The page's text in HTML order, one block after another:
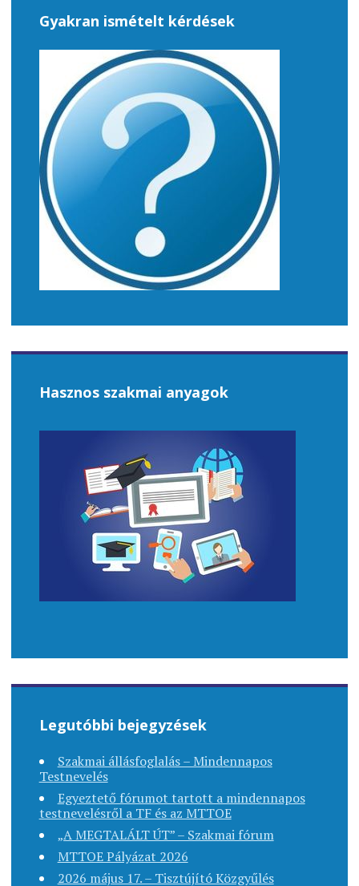
Gyakran ismételt kérdések
Hasznos szakmai anyagok
Legutóbbi bejegyzések
Szakmai állásfoglalás – Mindennapos
Testnevelés
Egyeztető fórumot tartott a mindennapos
testnevelésről a TF és az MTTOE
„A MEGTALÁLT ÚT” – Szakmai fórum
MTTOE Pályázat 2026
2026 május 17. – Tisztújító Közgyűlés